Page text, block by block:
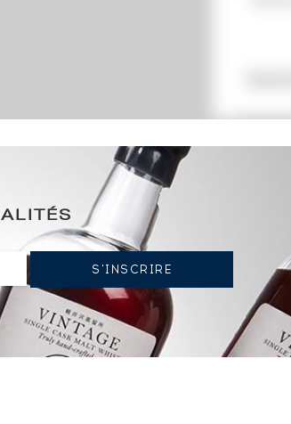
TENDANCE